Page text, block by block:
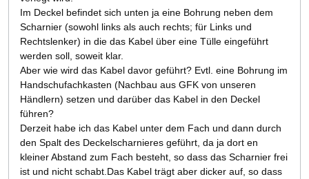
Im Deckel befindet sich unten ja eine Bohrung neben dem
Scharnier (sowohl links als auch rechts; für Links und
Rechtslenker) in die das Kabel über eine Tülle eingeführt
werden soll, soweit klar.
Aber wie wird das Kabel davor geführt? Evtl. eine Bohrung im
Handschufachkasten (Nachbau aus GFK von unseren
Händlern) setzen und darüber das Kabel in den Deckel
führen?
Derzeit habe ich das Kabel unter dem Fach und dann durch
den Spalt des Deckelscharnieres geführt, da ja dort en
kleiner Abstand zum Fach besteht, so dass das Scharnier frei
ist und nicht schabt.Das Kabel trägt aber dicker auf, so dass